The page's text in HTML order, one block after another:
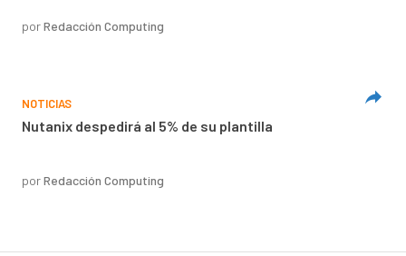
porRedacción Computing
NOTICIAS
Nutanix despedirá al 5% de su plantilla
porRedacción Computing